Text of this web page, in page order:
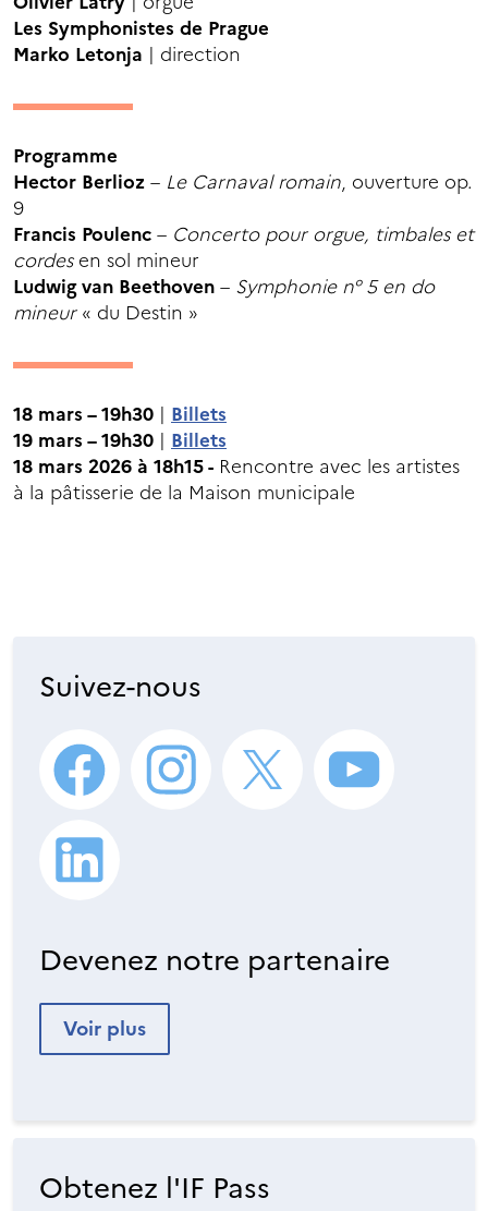
Les Symphonistes de Prague
Marko Letonja | direction
Programme
Hector Berlioz– Le Carnaval romain, ouverture op.
9
Francis Poulenc– Concerto pour orgue, timbales et
cordesen sol mineur
Ludwig van Beethoven– Symphonie n° 5 en do
mineur« du Destin »
18 mars – 19h30 | Billets
19 mars – 19h30 | Billets
18 mars 2026 à 18h15 - Rencontre avec les artistes
à la pâtisserie de la Maison municipale
Suivez-nous
Devenez notre partenaire
Voir plus
Obtenez l'IF Pass